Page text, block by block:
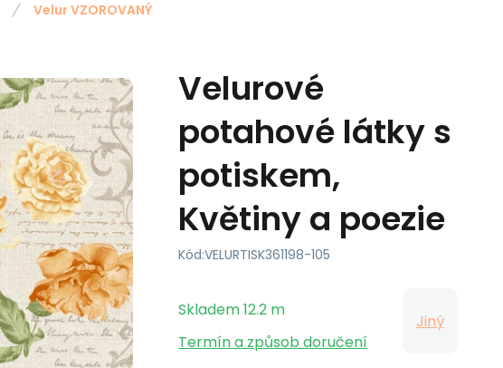
Velur VZOROVANÝ
Velurové
potahové látky s
potiskem,
Květiny a poezie
Kód:VELURTISK361198-105
Skladem12.2 m
Termín a způsob doručení
Jiný